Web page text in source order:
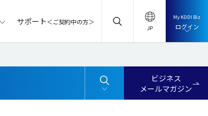
サポート＜ご契約中の方＞
My KDDI Biz
ログイン
ビジネス
メールマガジン